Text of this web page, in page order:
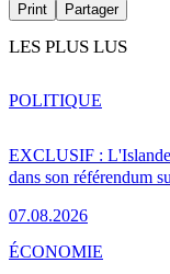
Print Partager
LES PLUS LUS
EXCLUSIF : L'Islande
dans son référendum
07.08.2026
POLITIQUE
ÉCONOMIE